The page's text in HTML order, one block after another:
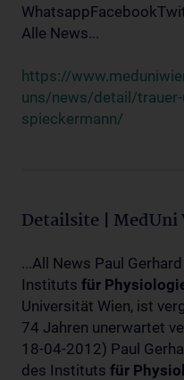
Alle News...
https://
uns/news/detail/trauer-
spieckermann/
Detailsite | MedUni
...All News Paul
Instituts für
Universität Wien, ist
74 Jahren unerwartet
18-04-2012) Paul
des Instituts für